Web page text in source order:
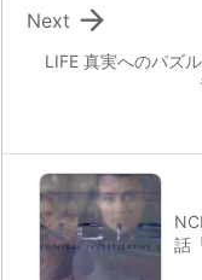
LIFE 真実へのパズ

Next
話